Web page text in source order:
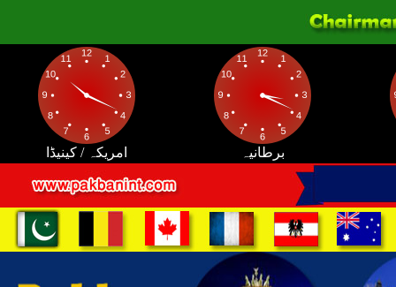
امریکہ / کینیڈا برطانیہ